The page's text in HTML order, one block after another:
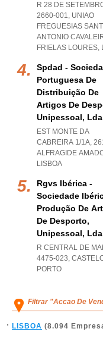
R 28 DE
2660-001, UNIAO
FREGUESIAS
ANTONIO
FRIELAS LOURES,
Spdad -
Portuguesa De
Distribuição De
Artigos De
Unipessoal, Lda
EST MONTE DA
CABREIRA 1/1A,
ALFRAGIDE
LISBOA
Rgvs Ibérica -
Sociedade
Produção De
De Desporto,
Unipessoal, Lda
R CENTRAL DE
4475-023,
PORTO
Filtrar "Accao De
LISBOA (8.094